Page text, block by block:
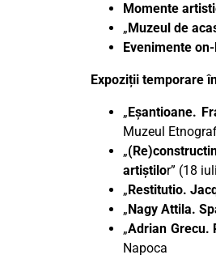
Momente
„ Muzeul de
Evenimente
Expoziții temporare
„ Eșantioane.
Muzeul
„
artiștilor” (18
„ Restitutio.
„ Nagy Attila.
„Adrian Grecu.
Napoca